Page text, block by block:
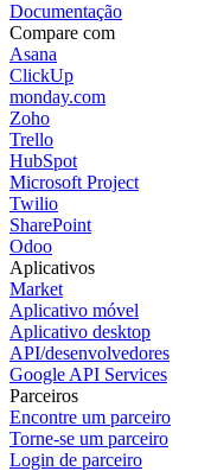
Documentação
Compare com
Asana
ClickUp
monday.com
Zoho
Trello
HubSpot
Microsoft Project
Twilio
SharePoint
Odoo
Aplicativos
Market
Aplicativo móvel
Aplicativo desktop
API/desenvolvedores
Google API Services
Parceiros
Encontre um parceiro
Torne-se um parceiro
Login de parceiro